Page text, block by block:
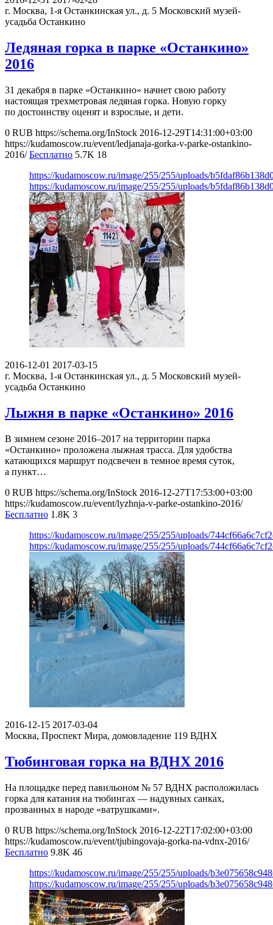
г. Москва, 1-я Останкинская ул., д. 5 Московский музей-
усадьба Останкино
Ледяная горка в парке «Останкино»
2016
31 декабря в парке «Останкино» начнет свою работу
настоящая трехметровая ледяная горка. Новую горку
по достоинству оценят и взрослые, и дети.
0 RUB https://schema.org/InStock 2016-12-29T14:31:00+03:00
https://kudamoscow.ru/event/ledjanaja-gorka-v-parke-ostankino-
2016/ Бесплатно 5.7K 18
https://kudamoscow.ru/image/255/255/uploads/
https://kudamoscow.ru/image/255/255/uploads/
2016-12-01 2017-03-15
г. Москва, 1-я Останкинская ул., д. 5 Московский музей-
усадьба Останкино
Лыжня в парке «Останкино» 2016
В зимнем сезоне 2016–2017 на территории парка
«Останкино» проложена лыжная трасса. Для удобства
катающихся маршрут подсвечен в темное время суток,
а пункт…
0 RUB https://schema.org/InStock 2016-12-27T17:53:00+03:00
https://kudamoscow.ru/event/lyzhnja-v-parke-ostankino-2016/
Бесплатно 1.8K 3
https://kudamoscow.ru/image/255/255/uploads/
https://kudamoscow.ru/image/255/255/uploads/
2016-12-15 2017-03-04
Москва, Проспект Мира, домовладение 119 ВДНХ
Тюбинговая горка на ВДНХ 2016
На площадке перед павильоном № 57 ВДНХ расположилась
горка для катания на тюбингах — надувных санках,
прозванных в народе «ватрушками».
0 RUB https://schema.org/InStock 2016-12-22T17:02:00+03:00
https://kudamoscow.ru/event/tjubingovaja-gorka-na-vdnx-2016/
Бесплатно 9.8K 46
https://kudamoscow.ru/image/255/255/uploads/
https://kudamoscow.ru/image/255/255/uploads/